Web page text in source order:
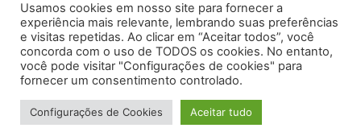
Av. Prof. Armando Alves da Silva, nº 1950 - Zacarias,
Caratinga - MG - 35302-403 / Tel: (33) 3329 8000
Desenvolvido por VersaTec
Usamos cookies em nosso site para fornecer a
experiência mais relevante, lembrando suas preferências
e visitas repetidas. Ao clicar em “Aceitar todos”, você
concorda com o uso de TODOS os cookies. No entanto,
você pode visitar "Configurações de cookies" para
fornecer um consentimento controlado.
Configurações de Cookies Aceitar tudo